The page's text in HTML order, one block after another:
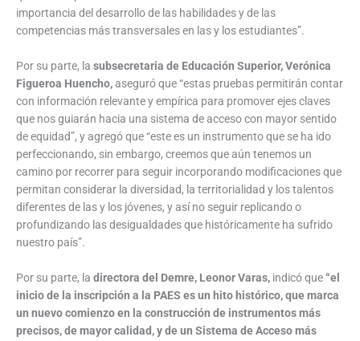
importancia del desarrollo de las habilidades y de las
competencias más transversales en las y los estudiantes”.
Por su parte, la subsecretaria de Educación Superior, Verónica
Figueroa Huencho,aseguró que “estas pruebas permitirán contar
con información relevante y empírica para promover ejes claves
que nos guiarán hacia una sistema de acceso con mayor sentido
de equidad”, y agregó que “este es un instrumento que se ha ido
perfeccionando, sin embargo, creemos que aún tenemos un
camino por recorrer para seguir incorporando modificaciones que
permitan considerar la diversidad, la territorialidad y los talentos
diferentes de las y los jóvenes, y así no seguir replicando o
profundizando las desigualdades que históricamente ha sufrido
nuestro país”.
Por su parte, la directora del Demre, Leonor Varas, indicó que“el
inicio de la inscripción a la PAES es un hito histórico, que marca
un nuevo comienzo en la construcción de instrumentos más
precisos, de mayor calidad, y de un Sistema de Acceso más